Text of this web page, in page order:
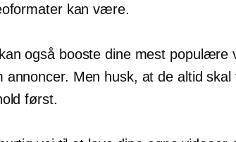
kan være.
også booste dine mest populære
annoncer. Men husk, at de altid
først.